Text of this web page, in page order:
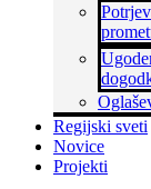
Regijski sveti
Novice
Projekti